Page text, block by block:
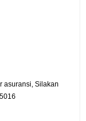
asuransi, Silakan